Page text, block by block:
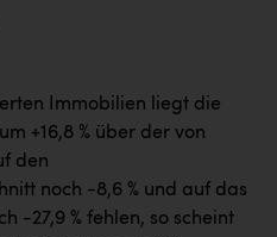
Immobilien liegt die
+16,8 % über der von
den
noch -8,6 % und auf das
-27,9 % fehlen, so scheint